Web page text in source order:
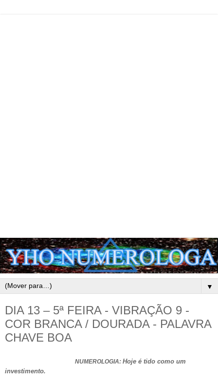
▼
DIA 13 – 5ª FEIRA - VIBRAÇÃO 9 -
COR BRANCA / DOURADA - PALAVRA
CHAVE BOA
NUMEROLOGIA: Hoje é tido como um
investimento.